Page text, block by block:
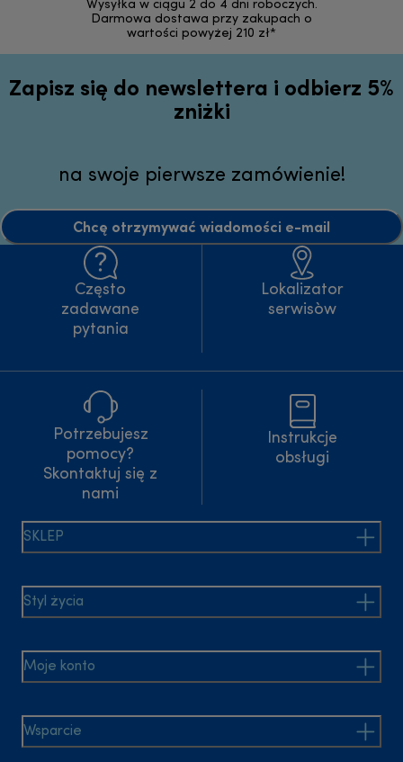
Wysyłka w ciągu 2 do 4 dni roboczych.
Darmowa dostawa przy zakupach o
wartości powyżej 210 zł*
Zapisz się do newslettera i odbierz 5%
zniżki
na swoje pierwsze zamówienie!
Chcę otrzymywać wiadomości e-mail
Często
zadawane
pytania
Lokalizator
serwisòw
Potrzebujesz
pomocy?
Skontaktuj się z
nami
Instrukcje
obsługi
SKLEP
Styl życia
Moje konto
Wsparcie